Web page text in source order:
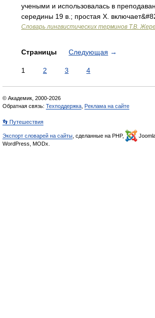
учеными и использовалась в
середины 19 в.; простая Х.
Словарь лингвистических терминов Т.В.
Страницы Следующая →
1 2 3 4
© Академик, 2000-2026
Обратная связь: Техподдержка Реклама на сайте
👣 Путешествия
Экспорт словарей на сайты , сделанные на PHP,
WordPress, MODx.